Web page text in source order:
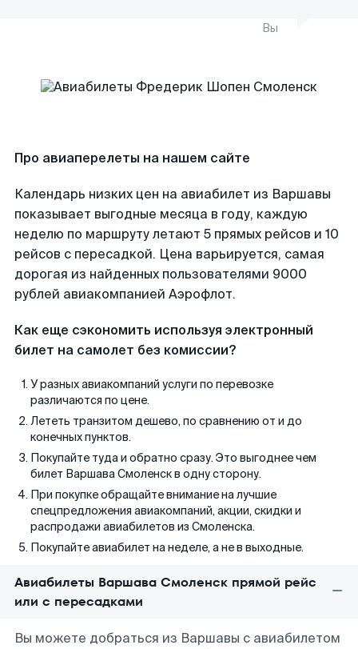
Вы
Про авиаперелеты на нашем сайте
Календарь низких цен на авиабилет из Варшавы
показывает выгодные месяца в году, каждую
неделю по маршруту летают 5 прямых рейсов и 10
рейсов с пересадкой. Цена варьируется, самая
дорогая из найденных пользователями 9000
рублей авиакомпанией Аэрофлот.
Как еще сэкономить используя электронный
билет на самолет без комиссии?
У разных авиакомпаний услуги по перевозке
различаются по цене.
Лететь транзитом дешево, по сравнению от и до
конечных пунктов.
Покупайте туда и обратно сразу. Это выгоднее чем
билет Варшава Смоленск в одну сторону.
При покупке обращайте внимание на лучшие
спецпредложения авиакомпаний, акции, скидки и
распродажи авиабилетов из Смоленска.
Покупайте авиабилет на неделе, а не в выходные.
Авиабилеты Варшава Смоленск прямой рейс
или с пересадками
Вы можете добраться из Варшавы с авиабилетом